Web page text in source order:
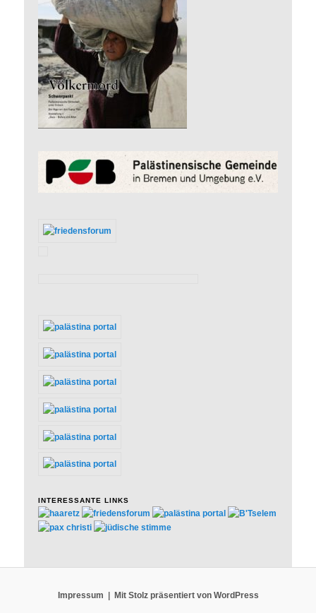
INTERESSANTE LINKS
Impressum Mit Stolz präsentiert von WordPress